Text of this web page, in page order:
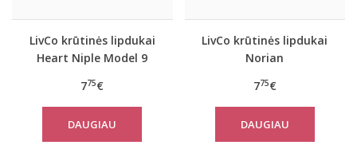
LivCo krūtinės lipdukai
Heart Niple Model 9
775€
DAUGIAU
LivCo krūtinės lipdukai
Norian
775€
DAUGIAU